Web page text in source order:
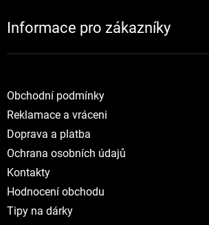
NOVINKY
Informace pro zákazníky
Obchodní podmínky
Reklamace a vráceni
Doprava a platba
Ochrana osobních údajů
Kontakty
Hodnocení obchodu
Tipy na dárky